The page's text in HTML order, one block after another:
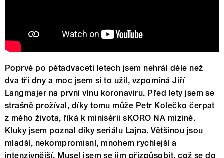
Poprvé po pětadvaceti letech jsem nehrál déle než
dva tři dny a moc jsem si to užil, vzpomíná Jiří
Langmajer na první vlnu koronaviru. Před lety jsem se
strašně prožíval, díky tomu může Petr Kolečko čerpat
z mého života, říká k minisérii sKORO NA mizině.
Kluky jsem poznal díky seriálu Lajna. Většinou jsou
mladší, nekompromisní, mnohem rychlejší a
intenzivnější. Musel jsem se jim přizpůsobit, což se do